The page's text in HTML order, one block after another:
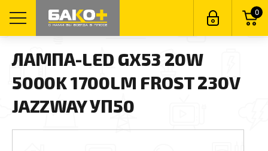
0
ЛАМПА-LED GX53 20W
5000K 1700LM FROST 230V
JAZZWAY УП50